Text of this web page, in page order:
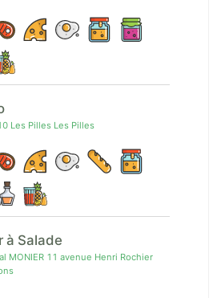
Les Pilles Les Pilles
à Salade
MONIER 11 avenue Henri Rochier